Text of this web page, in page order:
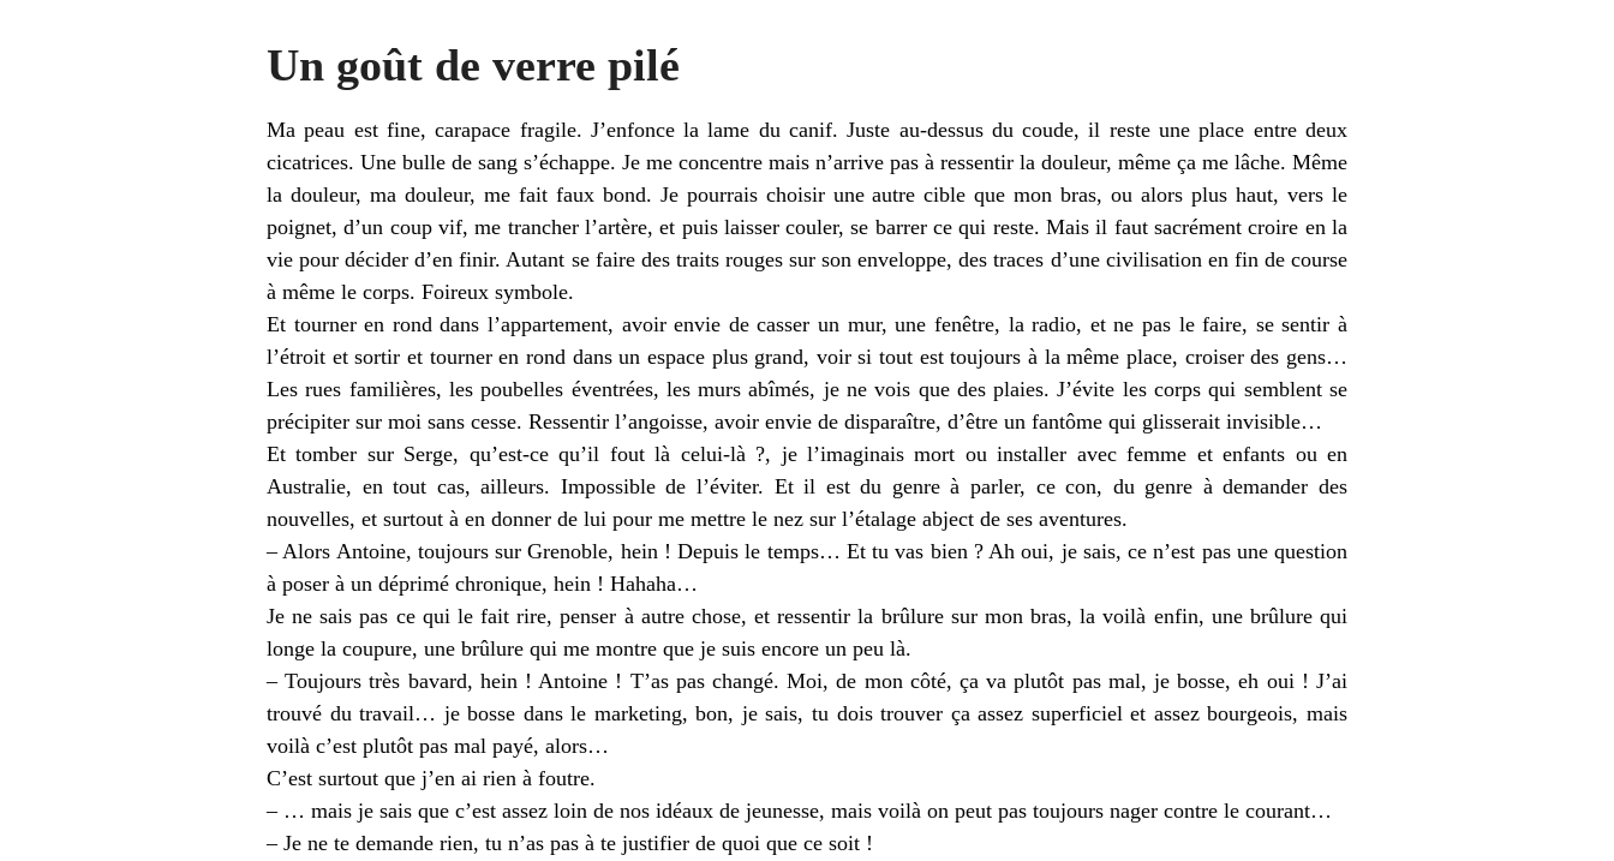
Un goût de verre pilé
Ma peau est fine, carapace fragile. J’enfonce la lame du canif. Juste au-dessus du coude, il reste une place entre deux
cicatrices. Une bulle de sang s’échappe. Je me concentre mais n’arrive pas à ressentir la douleur, même ça me lâche. Même
la douleur, ma douleur, me fait faux bond. Je pourrais choisir une autre cible que mon bras, ou alors plus haut, vers le
poignet, d’un coup vif, me trancher l’artère, et puis laisser couler, se barrer ce qui reste. Mais il faut sacrément croire en la
vie pour décider d’en finir. Autant se faire des traits rouges sur son enveloppe, des traces d’une civilisation en fin de course
à même le corps. Foireux symbole.
Et tourner en rond dans l’appartement, avoir envie de casser un mur, une fenêtre, la radio, et ne pas le faire, se sentir à
l’étroit et sortir et tourner en rond dans un espace plus grand, voir si tout est toujours à la même place, croiser des gens…
Les rues familières, les poubelles éventrées, les murs abîmés, je ne vois que des plaies. J’évite les corps qui semblent se
précipiter sur moi sans cesse. Ressentir l’angoisse, avoir envie de disparaître, d’être un fantôme qui glisserait invisible…
Et tomber sur Serge, qu’est-ce qu’il fout là celui-là ?, je l’imaginais mort ou installer avec femme et enfants ou en
Australie, en tout cas, ailleurs. Impossible de l’éviter. Et il est du genre à parler, ce con, du genre à demander des
nouvelles, et surtout à en donner de lui pour me mettre le nez sur l’étalage abject de ses aventures.
– Alors Antoine, toujours sur Grenoble, hein ! Depuis le temps… Et tu vas bien ? Ah oui, je sais, ce n’est pas une question
à poser à un déprimé chronique, hein ! Hahaha…
Je ne sais pas ce qui le fait rire, penser à autre chose, et ressentir la brûlure sur mon bras, la voilà enfin, une brûlure qui
longe la coupure, une brûlure qui me montre que je suis encore un peu là.
– Toujours très bavard, hein ! Antoine ! T’as pas changé. Moi, de mon côté, ça va plutôt pas mal, je bosse, eh oui ! J’ai
trouvé du travail… je bosse dans le marketing, bon, je sais, tu dois trouver ça assez superficiel et assez bourgeois, mais
voilà c’est plutôt pas mal payé, alors…
C’est surtout que j’en ai rien à foutre.
– … mais je sais que c’est assez loin de nos idéaux de jeunesse, mais voilà on peut pas toujours nager contre le courant…
– Je ne te demande rien, tu n’as pas à te justifier de quoi que ce soit !